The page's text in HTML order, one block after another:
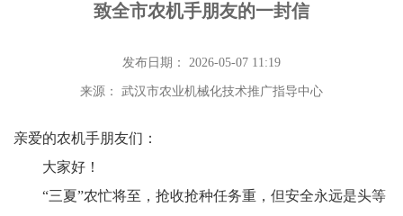
致全市农机手朋友的一封信
发布日期： 2026-05-07 11:19
来源： 武汉市农业机械化技术推广指导中心
亲爱的农机手朋友们：
大家好！
“三夏”农忙将至，抢收抢种任务重，但安全永远是头等